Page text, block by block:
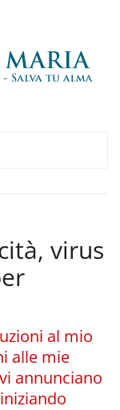
virus
al mio
alle mie
annunciano